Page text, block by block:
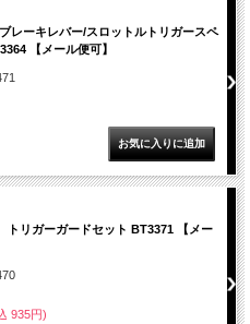
レーキレバー/スロットルトリガースペ
【メール便可】
リガーガードセット BT3371 【メー
935円)